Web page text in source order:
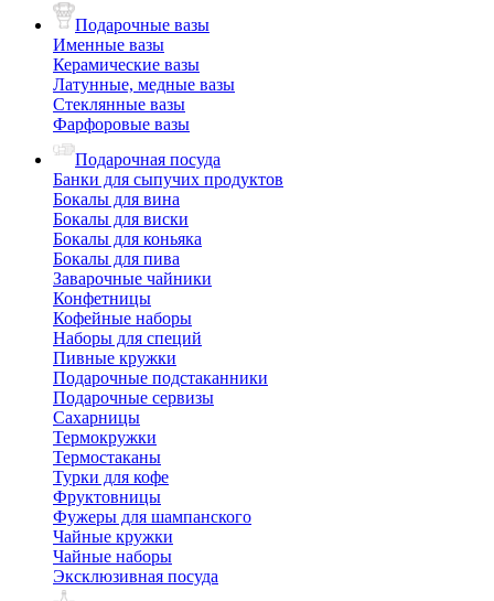
Подарочные вазы
Именные вазы
Керамические вазы
Латунные, медные вазы
Стеклянные вазы
Фарфоровые вазы
Подарочная посуда
Банки для сыпучих продуктов
Бокалы для вина
Бокалы для виски
Бокалы для коньяка
Бокалы для пива
Заварочные чайники
Конфетницы
Кофейные наборы
Наборы для специй
Пивные кружки
Подарочные подстаканники
Подарочные сервизы
Сахарницы
Термокружки
Термостаканы
Турки для кофе
Фруктовницы
Фужеры для шампанского
Чайные кружки
Чайные наборы
Эксклюзивная посуда